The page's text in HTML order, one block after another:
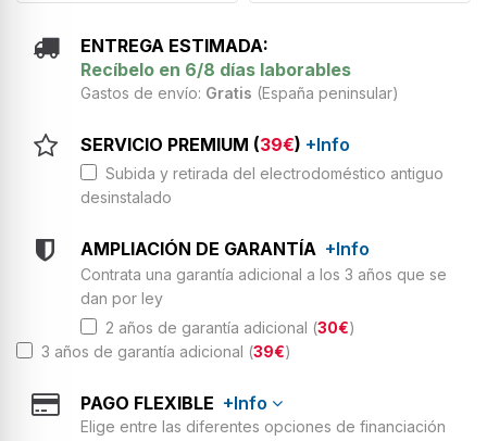
ENTREGA ESTIMADA:
Recíbelo en 6/8 días laborables
Gastos de envío: Gratis (España peninsular)
SERVICIO PREMIUM (39€) +Info
Subida y retirada del electrodoméstico antiguo
desinstalado
AMPLIACIÓN DE GARANTÍA +Info
Contrata una garantía adicional a los 3 años que se
dan por ley
2 años de garantía adicional (30€)
3 años de garantía adicional (39€)
PAGO FLEXIBLE +Info
Elige entre las diferentes opciones de financiación